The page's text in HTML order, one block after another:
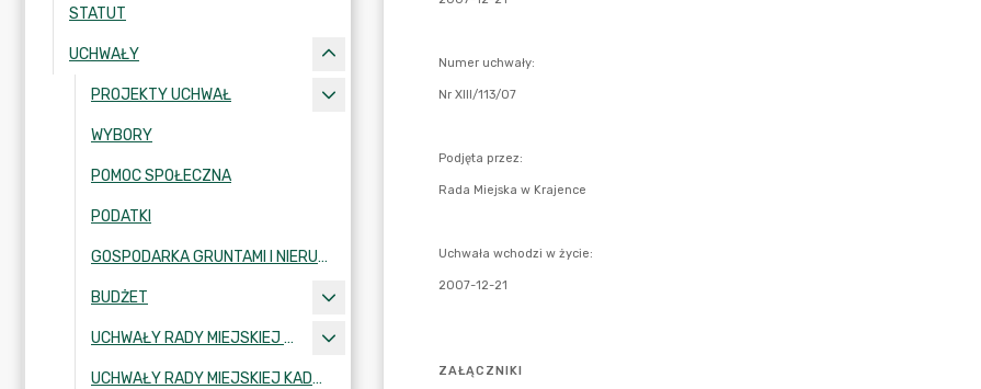
STATUT
UCHWAŁY
PROJEKTY UCHWAŁ
WYBORY
POMOC SPOŁECZNA
PODATKI
GOSPODARKA GRUNTAMI I NIERUCHOMOŚCIAMI
BUDŻET
UCHWAŁY RADY MIEJSKIEJ KADENCJA 2002-2006
UCHWAŁY RADY MIEJSKIEJ KADENCJA 2006-2010 ZAŁĄCZNIKI